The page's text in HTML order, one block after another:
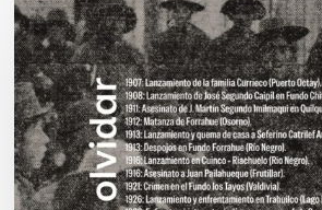
Palimpsesto
explora
a
través
del
arte